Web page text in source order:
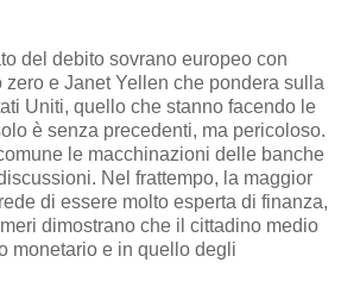
del debito sovrano europeo con
e Janet Yellen che pondera sulla
Uniti, quello che stanno facendo le
è senza precedenti, ma pericoloso.
le macchinazioni delle banche
Nel frattempo, la maggior
di essere molto esperta di finanza,
dimostrano che il cittadino medio
monetario e in quello degli